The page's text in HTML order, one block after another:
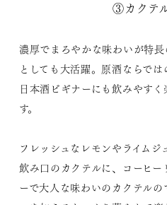
③カクテ
濃厚でまろやかな味わいが特
としても大活躍。原酒ならでは
日本酒ビギナーにも飲みやす
す。
フレッシュなレモンやライムジ
飲み口のカクテルに、コーヒー
ーで大人な味わいのカクテル